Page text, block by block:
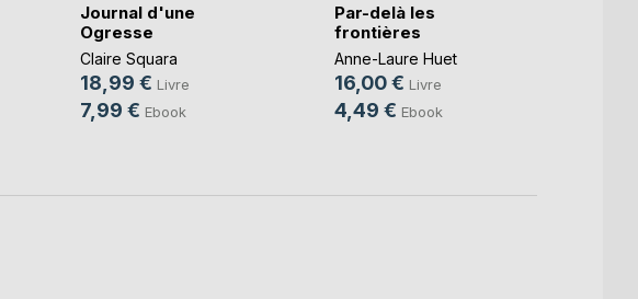
Journal d'une
Ogresse
Claire Squara
18,99 € Livre
7,99 € Ebook
Par-delà les
frontières
Anne-Laure Huet
16,00 € Livre
4,49 € Ebook